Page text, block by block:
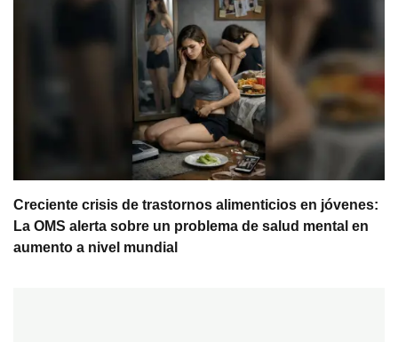
Creciente crisis de trastornos alimenticios en jóvenes:
La OMS alerta sobre un problema de salud mental en
aumento a nivel mundial